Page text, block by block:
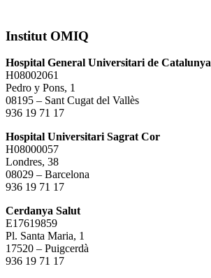
Institut OMIQ
Hospital General Universitari de Catalunya
H08002061
Pedro y Pons, 1
08195 – Sant Cugat del Vallès
936 19 71 17
Hospital Universitari Sagrat Cor
H08000057
Londres, 38
08029 – Barcelona
936 19 71 17
Cerdanya Salut
E17619859
Pl. Santa Maria, 1
17520 – Puigcerdà
936 19 71 17